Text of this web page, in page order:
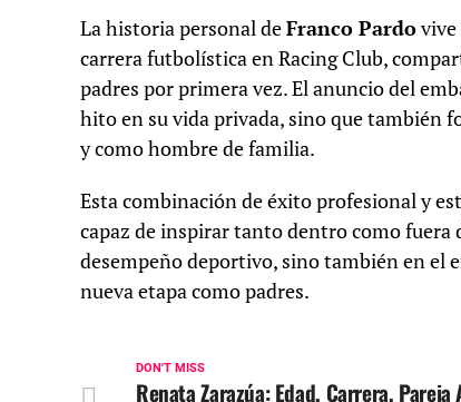
La historia personal deFranco Pardo
carrera futbolística en Racing Club,
padres por primera vez. El anuncio del
hito en su vida privada, sino que también
y como hombre de familia.
Esta combinación de éxito profesional y
capaz de inspirar tanto dentro como fuera
desempeño deportivo, sino también en el
nueva etapa como padres.
DON'T MISS
Renata Zarazúa: Edad, Carrera,